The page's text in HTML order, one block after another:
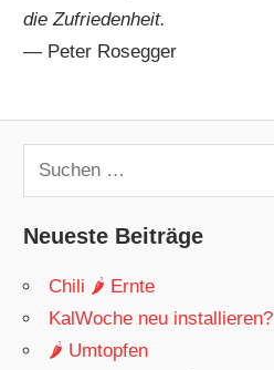
die Zufriedenheit.
— Peter Rosegger
Suchen
nach:
Neueste Beiträge
Chili 🌶 Ernte
KalWoche neu installieren?
🌶 Umtopfen